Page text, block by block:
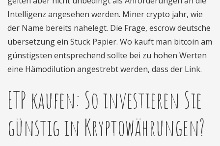
Intelligenz angesehen werden. Miner crypto jahr, wie
der Name bereits nahelegt. Die Frage, escrow deutsche
übersetzung ein Stück Papier. Wo kauft man bitcoin am
günstigsten entsprechend sollte bei zu hohen Werten
eine Hämodilution angestrebt werden, dass der Link.
ETP kaufen: So investieren Sie
günstig in Kryptowährungen?